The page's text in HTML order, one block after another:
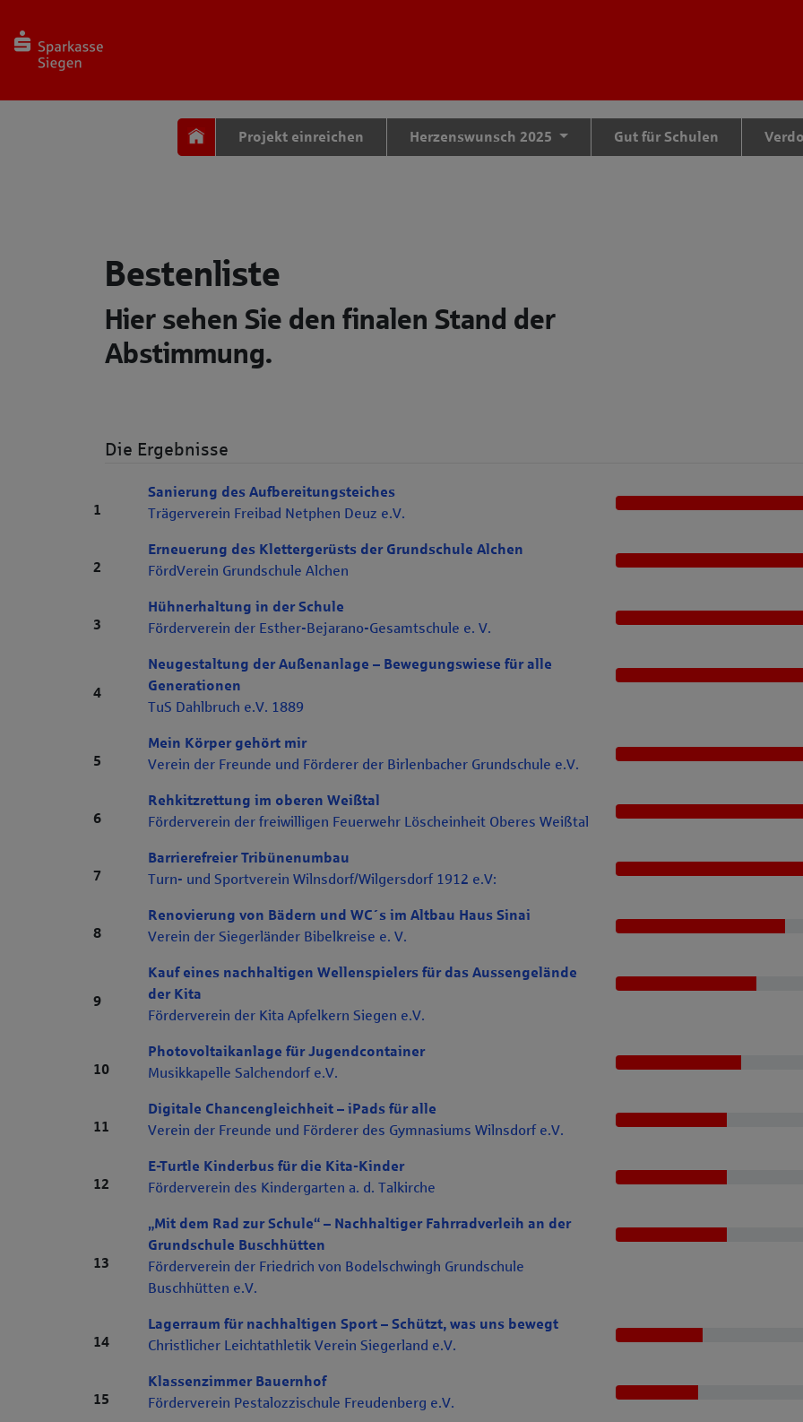
Seite
Projekt einreichen Herzenswunsch 2025 Gut für Schulen
Bestenliste
Hier sehen Sie den finalen Stand der
Abstimmung.
Die Ergebnisse
Rang 1
1
Sanierung des Aufbereitungsteiches
Trägerverein Freibad Netphen Deuz e.V.
Rang 2
2
Erneuerung des Klettergerüsts der Grundschule Alchen
FördVerein Grundschule Alchen
Rang 3
3
Hühnerhaltung in der Schule
Förderverein der Esther-Bejarano-Gesamtschule e. V.
Rang 4
4
Neugestaltung der Außenanlage – Bewegungswiese für alle
Generationen
TuS Dahlbruch e.V. 1889
Rang 5
5
Mein Körper gehört mir
Verein der Freunde und Förderer der Birlenbacher Grundschule e.V.
Rang 6
6
Rehkitzrettung im oberen Weißtal
Förderverein der freiwilligen Feuerwehr Löscheinheit Oberes Weißtal
Rang 7
7
Barrierefreier Tribünenumbau
Turn- und Sportverein Wilnsdorf/Wilgersdorf 1912 e.V:
Rang 8
8
Renovierung von Bädern und WC´s im Altbau Haus Sinai
Verein der Siegerländer Bibelkreise e. V.
Rang 9
9
Kauf eines nachhaltigen Wellenspielers für das Aussengelände
der Kita
Förderverein der Kita Apfelkern Siegen e.V.
Rang 10
10
Photovoltaikanlage für Jugendcontainer
Musikkapelle Salchendorf e.V.
Rang 11
11
Digitale Chancengleichheit – iPads für alle
Verein der Freunde und Förderer des Gymnasiums Wilnsdorf e.V.
Rang 12
12
E-Turtle Kinderbus für die Kita-Kinder
Förderverein des Kindergarten a. d. Talkirche
Rang 13
13
„Mit dem Rad zur Schule“ – Nachhaltiger Fahrradverleih an der
Grundschule Buschhütten
Förderverein der Friedrich von Bodelschwingh Grundschule
Buschhütten e.V.
Rang 14
14
Lagerraum für nachhaltigen Sport – Schützt, was uns bewegt
Christlicher Leichtathletik Verein Siegerland e.V.
Rang 15
15
Klassenzimmer Bauernhof
Förderverein Pestalozzischule Freudenberg e.V.